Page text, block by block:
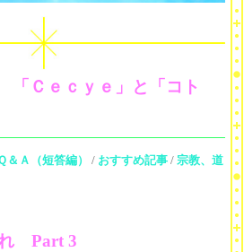
「Ｃｅｃｙｅ」と「コト
＆Ａ（短答編） / おすすめ記事 / 宗教、道
れ Part 3